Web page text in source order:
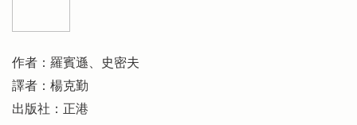
作者：羅賓遜、史密夫
譯者：楊克勤
出版社：正港